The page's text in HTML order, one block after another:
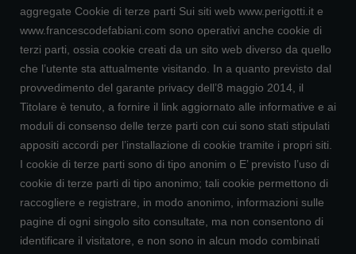
aggregate Cookie di terze parti Sui siti web www.perigotti.it e
www.francescodefabiani.com sono operativi anche cookie di
terzi parti, ossia cookie creati da un sito web diverso da quello
che l’utente sta attualmente visitando. In a quanto previsto dal
provvedimento del garante privacy dell’8 maggio 2014, il
Titolare è tenuto, a fornire il link aggiornato alle informative e ai
moduli di consenso delle terze parti con cui sono stati stipulati
appositi accordi per l’installazione di cookie tramite i propri siti.
I cookie di terze parti sono di tipo anonim o E’ previsto l’uso di
cookie di terze parti di tipo anonimo; tali cookie permettono di
raccogliere e registrare, in modo anonimo, informazioni sulle
pagine di ogni singolo sito consultate, ma non consentono di
identificare il visitatore, e non sono in alcun modo combinati